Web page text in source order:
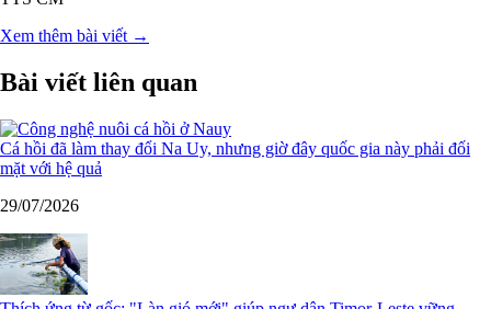
Xem thêm bài viết →
Bài viết liên quan
Cá hồi đã làm thay đổi Na Uy, nhưng giờ đây quốc gia này phải đối
mặt với hệ quả
29/07/2026